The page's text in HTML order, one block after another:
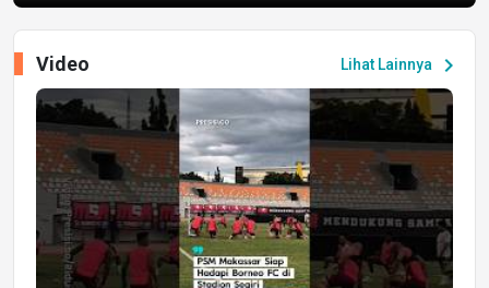
Lihat Lainnya chevron_right
Video